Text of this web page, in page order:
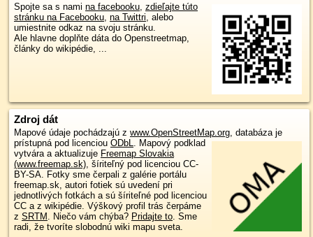
Spojte sa s nami na facebooku, zdieľajte túto
stránku na Facebooku, na Twittri, alebo
umiestnite odkaz na svoju stránku.
Ale hlavne doplňte dáta do Openstreetmap,
články do wikipédie, ...
Zdroj dát
Mapové údaje pochádzajú z www.OpenStreetMap.org, databáza je
prístupná pod licenciou ODbL. Mapový podklad
vytvára a aktualizuje Freemap Slovakia
(www.freemap.sk), šíriteľný pod licenciou CC-
BY-SA. Fotky sme čerpali z galérie portálu
freemap.sk, autori fotiek sú uvedení pri
jednotlivých fotkách a sú šíriteľné pod licenciou
CC a z wikipédie. Výškový profil trás čerpáme
z SRTM . Niečo vám chýba? Pridajte to. Sme
radi, že tvoríte slobodnú wiki mapu sveta.